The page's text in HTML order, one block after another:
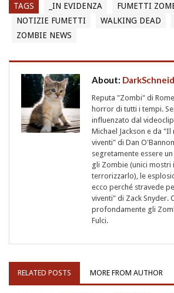
TAGS _IN EVIDENZA
FUMETTI
NOTIZIE FUMETTI
WALKING DEAD
ZOMBIE NEWS
About:
Reputa "Zombi" di
horror di tutti i tempi.
influenzato dal
Michael Jackson e da
viventi" di Dan
segretamente essere
gli Zombie (unici mostri
terrorizzarlo), le
ecco perché stravede
viventi" di Zack Snyder.
profondamente gli
Fulci.
RELATED POSTS MORE FROM AUTHOR